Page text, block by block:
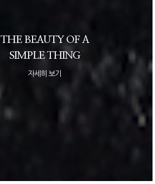
THE BEAUTY OF A
SIMPLE THING
자세히 보기